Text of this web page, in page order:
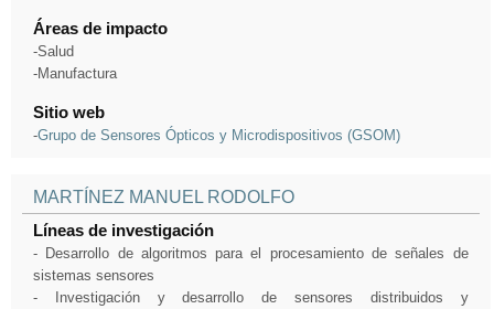
Áreas de impacto
-Salud
-Manufactura
Sitio web
-Grupo de Sensores Ópticos y Microdispositivos (GSOM)
MARTÍNEZ MANUEL RODOLFO
Líneas de investigación
- Desarrollo de algoritmos para el procesamiento de señales de
sistemas sensores
- Investigación y desarrollo de sensores distribuidos y